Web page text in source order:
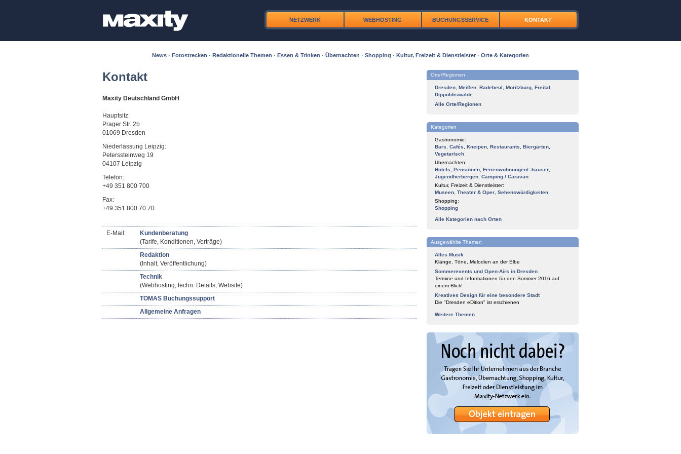
NETZWERK WEBHOSTING BUCHUNGSSERVICE KONTAKT
News · Fotostrecken · Redaktionelle Themen · Essen & Trinken · Übernachten · Shopping · Kultur, Freizeit & Dienstleister · Orte & Kategorien
Kontakt
Maxity Deutschland GmbH
Hauptsitz:
Prager Str. 2b
01069 Dresden
Niederlassung Leipzig:
Peterssteinweg 19
04107 Leipzig
Telefon:
+49 351 800 700
Fax:
+49 351 800 70 70
E-Mail:
Kundenberatung
(Tarife, Konditionen, Verträge)
Redaktion
(Inhalt, Veröffentlichung)
Technik
(Webhosting, techn. Details, Website)
TOMAS Buchungssupport
Allgemeine Anfragen
Orte/Regionen
Dresden Meißen Radebeul Moritzburg Freital
Dippoldiswalde
Alle Orte/Regionen
Kategorien
Gastronomie:
Bars
Cafés Kneipen Restaurants Biergärten
Vegetarisch
Übernachten:
Hotels
Pensionen Ferienwohnungen/ -häuser
Jugendherbergen Camping / Caravan
Kultur, Freizeit & Dienstleister:
Museen Theater & Oper Sehenswürdigkeiten
Shopping:
Shopping
Alle Kategorien nach Orten
Ausgewählte Themen
Alles Musik
Klänge, Töne, Melodien an der Elbe
Sommerevents und Open-Airs in Dresden
Termine und Informationen für den Sommer 2016 auf
einem Blick!
Kreatives Design für eine besondere Stadt
Die "Dresden eDition" ist erschienen
Weitere Themen